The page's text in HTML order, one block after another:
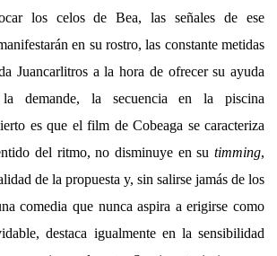
los celos de Bea, las señales de ese
en su rostro, las constante metidas
Juancarlitros a la hora de ofrecer su ayuda
demande, la secuencia en la piscina
es que el film de Cobeaga se caracteriza
del ritmo, no disminuye en su timming,
de la propuesta y, sin salirse jamás de los
comedia que nunca aspira a erigirse como
destaca igualmente en la sensibilidad